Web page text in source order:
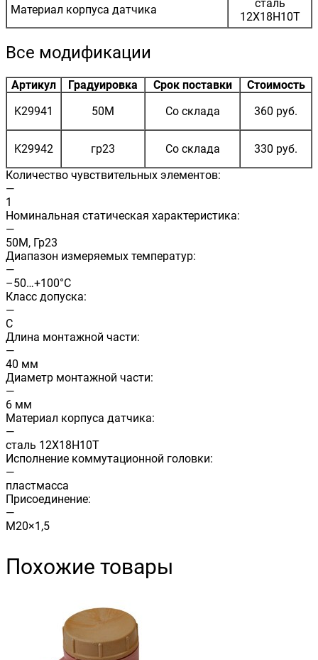
Материал корпуса датчика
сталь
12Х18Н10Т
Все модификации
Артикул Градуировка Срок поставки
Стоимость
K29941
50М Со склада 360 руб.
K29942 гр23 Со склада
330 руб.
Количество чувствительных элементов:
—
1
Номинальная статическая характеристика:
—
50М, Гр23
Диапазон измеряемых температур:
—
–50…+100°C
Класс допуска:
—
C
Длина монтажной части:
—
40 мм
Диаметр монтажной части:
—
6 мм
Материал корпуса датчика:
—
сталь 12Х18Н10Т
Исполнение коммутационной головки:
—
пластмасса
Присоединение:
—
М20×1,5
Похожие товары